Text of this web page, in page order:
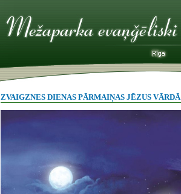
ZVAIGZNES DIENAS PĀRMAIŅAS JĒZUS VĀRDĀ